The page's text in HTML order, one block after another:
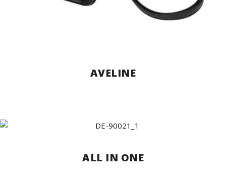
AVELINE
ALL IN ONE